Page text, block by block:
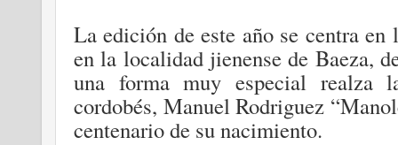
La edición de este año se centra
en la localidad jienense de Baeza,
una forma muy especial realza
cordobés, Manuel Rodriguez
centenario de su nacimiento.